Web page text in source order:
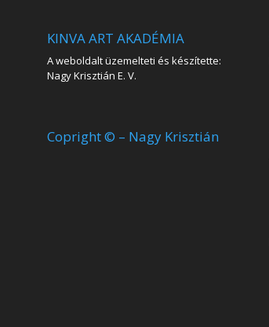
KINVA ART AKADÉMIA
A weboldalt üzemelteti és készítette:
Nagy Krisztián E. V.
Copright © – Nagy Krisztián